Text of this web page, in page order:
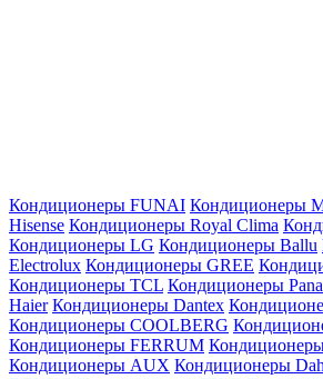
Кондиционеры FUNAI Кондиционеры
Hisense Кондиционеры Royal Clima
Кондиционеры LG Кондиционеры Ballu
Electrolux Кондиционеры GREE
Кондиционеры TCL Кондиционеры
Haier Кондиционеры Dantex
Кондиционеры СOOLBERG
Кондиционеры FERRUM
Кондиционеры AUX Кондиционеры